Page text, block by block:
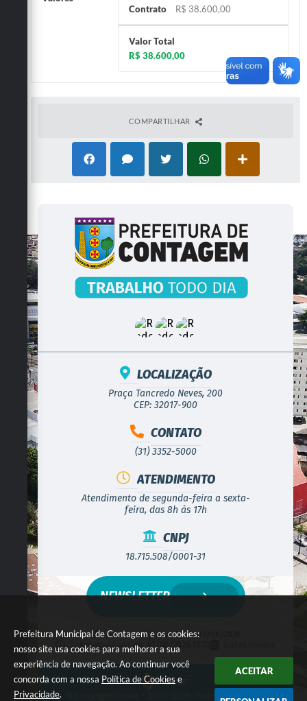
Prefeitura Municipal de Contagem e os cookies:
nosso site usa cookies para melhorar a sua
experiência de navegação. Ao continuar você
concorda com a nossa Política de Cookies e
Privacidade.
ACEITAR
Contrato
R$ 38.600,00
Valor Total
R$ 38.600,00
COMPARTILHAR
LOCALIZAÇÃO
Praça Tancredo Neves, 200
CEP: 32017-900
CONTATO
(31) 3352-5000
ATENDIMENTO
Atendimento de segunda-feira a sexta-
feira, das 8h às 17h
CNPJ
18.715.508/0001-31
Versão do Sistema:3.5.3 - 19/06/2026
Portal atualizado em:
NEWSLETTER